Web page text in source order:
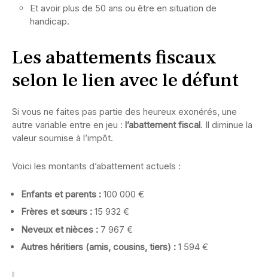
Et avoir plus de 50 ans ou être en situation de
handicap.
Les abattements fiscaux
selon le lien avec le défunt
Si vous ne faites pas partie des heureux exonérés, une
autre variable entre en jeu : l’abattement fiscal. Il diminue la
valeur soumise à l’impôt.
Voici les montants d’abattement actuels :
Enfants et parents : 100 000 €
Frères et sœurs : 15 932 €
Neveux et nièces : 7 967 €
Autres héritiers (amis, cousins, tiers) : 1 594 €